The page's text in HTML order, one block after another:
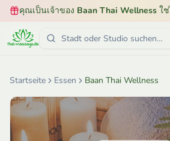
คุณเป็นเจ้าของ Baan Thai Wellness ใ
Startseite Essen Baan Thai Wellness